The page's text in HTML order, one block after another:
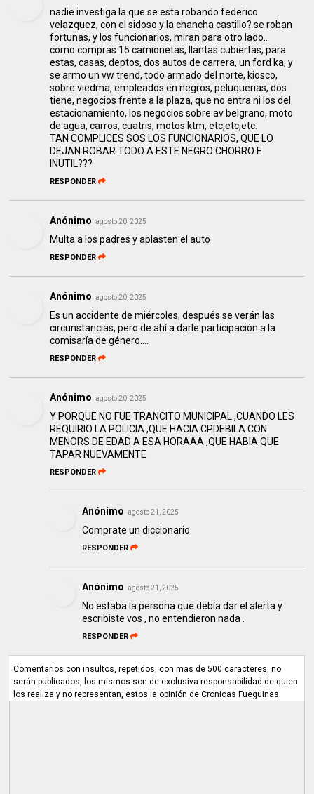
nadie investiga la que se esta robando federico
velazquez, con el sidoso y la chancha castillo? se roban
fortunas, y los funcionarios, miran para otro lado..
como compras 15 camionetas, llantas cubiertas, para
estas, casas, deptos, dos autos de carrera, un ford ka, y
se armo un vw trend, todo armado del norte, kiosco,
sobre viedma, empleados en negros, peluquerias, dos
tiene, negocios frente a la plaza, que no entra ni los del
estacionamiento, los negocios sobre av belgrano, moto
de agua, carros, cuatris, motos ktm, etc,etc,etc.
TAN COMPLICES SOS LOS FUNCIONARIOS, QUE LO
DEJAN ROBAR TODO A ESTE NEGRO CHORRO E
INUTIL???
RESPONDER
Anónimo agosto 20, 2025
Multa a los padres y aplasten el auto
RESPONDER
Anónimo agosto 20, 2025
Es un accidente de miércoles, después se verán las
circunstancias, pero de ahí a darle participación a la
comisaría de género....
RESPONDER
Anónimo agosto 20, 2025
Y PORQUE NO FUE TRANCITO MUNICIPAL ,CUANDO LES
REQUIRIO LA POLICIA ,QUE HACIA CPDEBILA CON
MENORS DE EDAD A ESA HORAAA ,QUE HABIA QUE
TAPAR NUEVAMENTE
RESPONDER
Anónimo agosto 21, 2025
Comprate un diccionario
RESPONDER
Anónimo agosto 21, 2025
No estaba la persona que debía dar el alerta y
escribiste vos , no entendieron nada .
RESPONDER
Comentarios con insultos, repetidos, con mas de 500 caracteres, no
serán publicados, los mismos son de exclusiva responsabilidad de quien
los realiza y no representan, estos la opinión de Cronicas Fueguinas.